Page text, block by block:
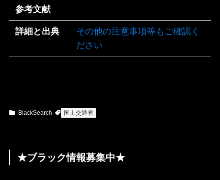
参考文献
詳細と出典
その他の注意事項等もご確認く
ださい
BlackSearch 国土交通省
★ブラック情報募集中★